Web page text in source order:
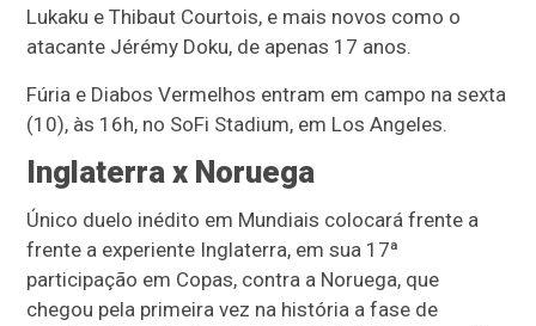
Lukaku e Thibaut Courtois, e mais novos como o
atacante Jérémy Doku, de apenas 17 anos.
Fúria e Diabos Vermelhos entram em campo na sexta
(10), às 16h, no SoFi Stadium, em Los Angeles.
Inglaterra x Noruega
Único duelo inédito em Mundiais colocará frente a
frente a experiente Inglaterra, em sua 17ª
participação em Copas, contra a Noruega, que
chegou pela primeira vez na história a fase de